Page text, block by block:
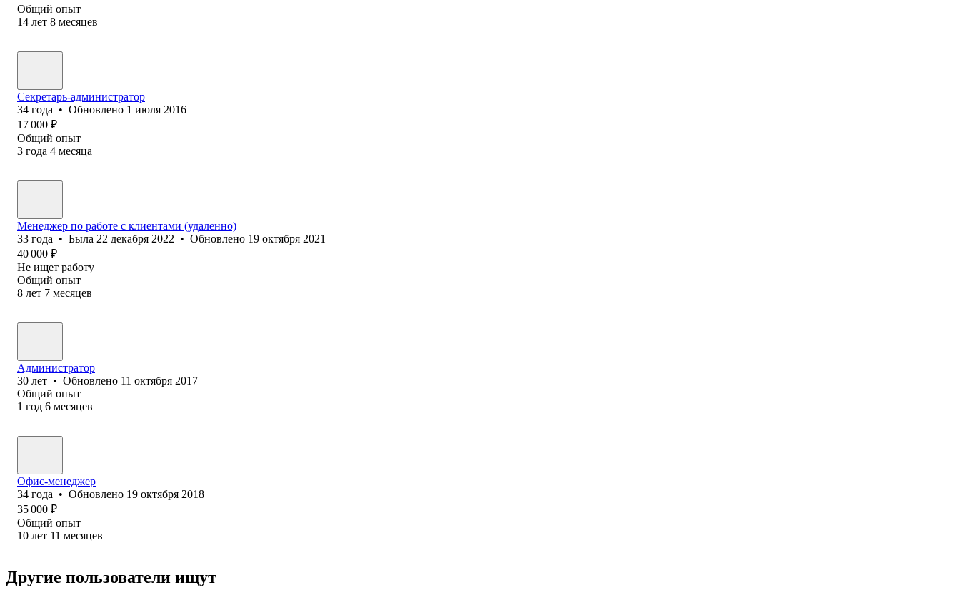
Общий опыт
14 лет 8 месяцев
Секретарь-администратор
34 года • Обновлено 1 июля 2016
17 000 ₽
Общий опыт
3 года 4 месяца
Менеджер по работе с клиентами (удаленно)
33 года • Была 22 декабря 2022 • Обновлено 19 октября 2021
40 000 ₽
Не ищет работу
Общий опыт
8 лет 7 месяцев
Администратор
30 лет • Обновлено 11 октября 2017
Общий опыт
1 год 6 месяцев
Офис-менеджер
34 года • Обновлено 19 октября 2018
35 000 ₽
Общий опыт
10 лет 11 месяцев
Другие пользователи ищут